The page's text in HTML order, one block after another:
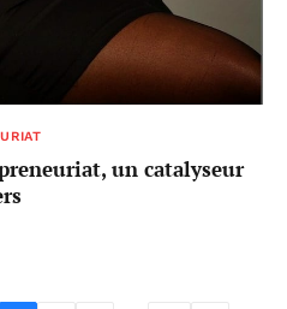
un catalyseur